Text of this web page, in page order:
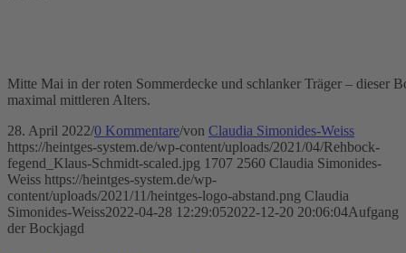
Mitte Mai in der roten Sommerdecke und schlanker Träger – dieser
maximal mittleren Alters.
28. April 2022/0 Kommentare/von Claudia Simonides-Weiss
https://heintges-system.de/wp-content/uploads/2021/04/Rehbock-
fegend_Klaus-Schmidt-scaled.jpg 1707 2560 Claudia Simonides-
Weiss https://heintges-system.de/wp-
content/uploads/2021/11/heintges-logo-abstand.png Claudia
Simonides-Weiss2022-04-28 12:29:052022-12-20 20:06:04Aufgang
der Bockjagd